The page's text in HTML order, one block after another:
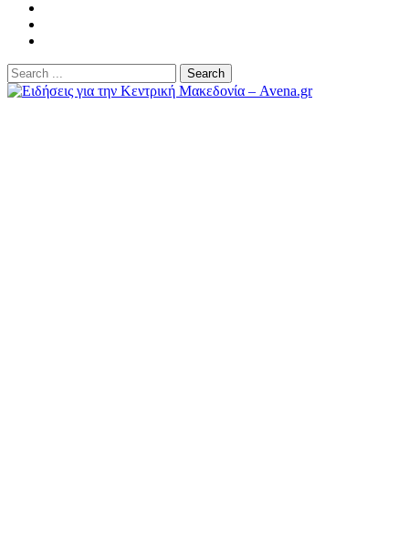
Search
for: